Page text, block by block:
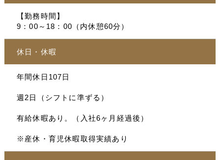
【勤務時間】
9：00～18：00（内休憩60分）
休日・休暇
年間休日107日
週2日（シフトに準ずる）
有給休暇あり。（入社6ヶ月経過後）
※産休・育児休暇取得実績あり